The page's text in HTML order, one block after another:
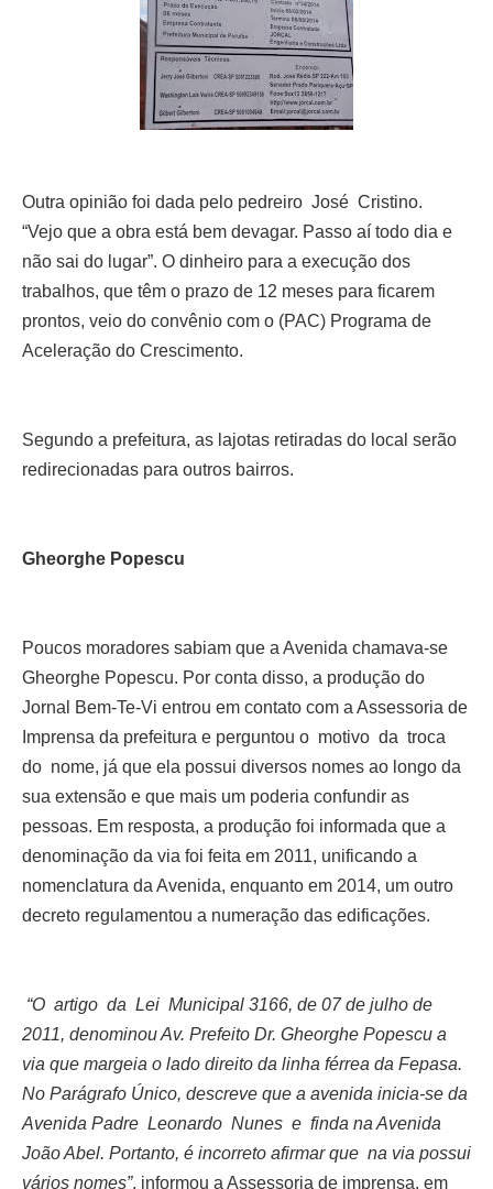
Outra opinião foi dada pelo pedreiro José Cristino.
“Vejo que a obra está bem devagar. Passo aí todo dia e
não sai do lugar”. O dinheiro para a execução dos
trabalhos, que têm o prazo de 12 meses para ficarem
prontos, veio do convênio com o (PAC) Programa de
Aceleração do Crescimento.
Segundo a prefeitura, as lajotas retiradas do local serão
redirecionadas para outros bairros.
Gheorghe Popescu
Poucos moradores sabiam que a Avenida chamava-se
Gheorghe Popescu. Por conta disso, a produção do
Jornal Bem-Te-Vi entrou em contato com a Assessoria de
Imprensa da prefeitura e perguntou o motivo da troca
do nome, já que ela possui diversos nomes ao longo da
sua extensão e que mais um poderia confundir as
pessoas. Em resposta, a produção foi informada que a
denominação da via foi feita em 2011, unificando a
nomenclatura da Avenida, enquanto em 2014, um outro
decreto regulamentou a numeração das edificações.
“O artigo da Lei Municipal 3166, de 07 de julho de
2011, denominou Av. Prefeito Dr. Gheorghe Popescu a
via que margeia o lado direito da linha férrea da Fepasa.
No Parágrafo Único, descreve que a avenida inicia-se da
Avenida Padre Leonardo Nunes e finda na Avenida
João Abel. Portanto, é incorreto afirmar que na via possui
vários nomes”, informou a Assessoria de imprensa, em